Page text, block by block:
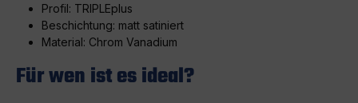
Profil: TRIPLEplus
Beschichtung: matt satiniert
Material: Chrom Vanadium
Für wen ist es ideal?